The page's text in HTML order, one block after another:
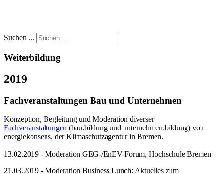
Suchen ...
Weiterbildung
2019
Fachveranstaltungen Bau und Unternehmen
Konzeption, Begleitung und Moderation diverser
Fachveranstaltungen (bau:bildung und unternehmen:bildung) von
energiekonsens, der Klimaschutzagentur in Bremen.
13.02.2019 - Moderation GEG-/EnEV-Forum, Hochschule Bremen
21.03.2019 - Moderation Business Lunch: Aktuelles zum